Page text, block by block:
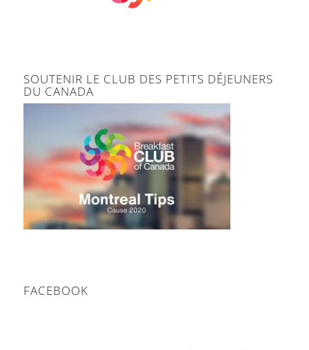
SOUTENIR LE CLUB DES PETITS DÉJEUNERS
DU CANADA
FACEBOOK